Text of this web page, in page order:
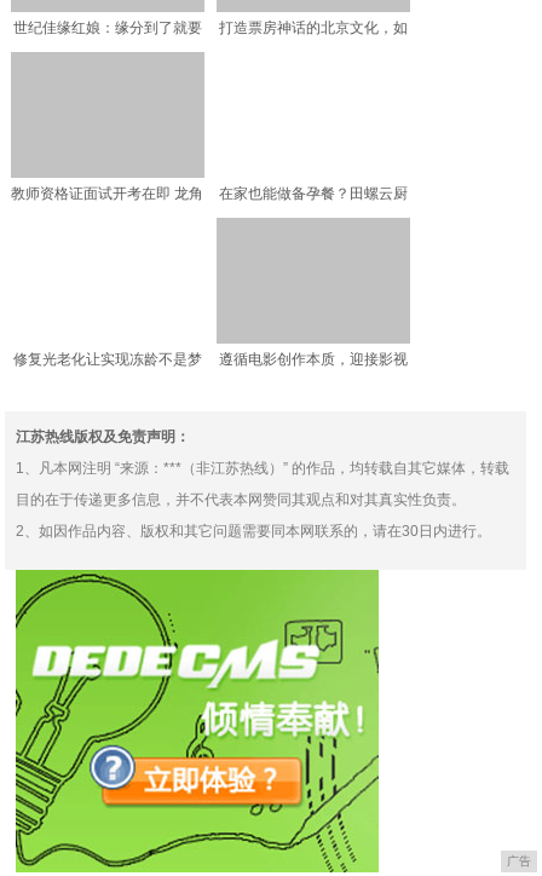
世纪佳缘红娘：缘分到了就要
打造票房神话的北京文化，如
教师资格证面试开考在即 龙角
在家也能做备孕餐？田螺云厨
修复光老化让实现冻龄不是梦
遵循电影创作本质，迎接影视
江苏热线版权及免责声明：
1、凡本网注明 “来源：***（非江苏热线）” 的作品，均转载自其它媒体，转载
目的在于传递更多信息，并不代表本网赞同其观点和对其真实性负责。
2、如因作品内容、版权和其它问题需要同本网联系的，请在30日内进行。
广告